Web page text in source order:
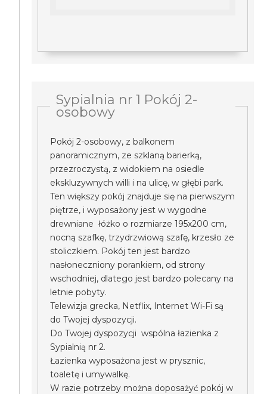
Sypialnia nr 1 Pokój 2-
osobowy
Pokój 2-osobowy, z balkonem
panoramicznym, ze szklaną barierką,
przezroczystą, z widokiem na osiedle
ekskluzywnych willi i na ulicę, w głębi park.
Ten większy pokój znajduje się na pierwszym
piętrze, i wyposażony jest w wygodne
drewniane łóżko o rozmiarze 195x200 cm,
nocną szafkę, trzydrzwiową szafę, krzesło ze
stoliczkiem. Pokój ten jest bardzo
nasłoneczniony porankiem, od strony
wschodniej, dlatego jest bardzo polecany na
letnie pobyty.
Telewizja grecka, Netflix, Internet Wi-Fi są
do Twojej dyspozycji.
Do Twojej dyspozycji wspólna łazienka z
Sypialnią nr 2.
Łazienka wyposażona jest w prysznic,
toaletę i umywalkę.
W razie potrzeby można doposażyć pokój w